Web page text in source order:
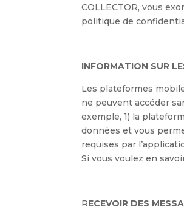
COLLECTOR, vous
politique de
INFORMATION SUR
Les plateformes
ne peuvent accéder
exemple, 1) la
données et vous
requises par
Si vous voulez en
RECEVOIR DES